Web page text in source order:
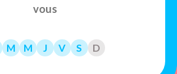
vous
M M J V S D